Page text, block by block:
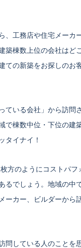
、工務店や住宅メーカ
築棟数上位の会社はど
ての新築をお探しのお
ている会社」から訪問
で棟数中位・下位の建
タイナイ！
方のようにコストパ
るでしょう。地域の中
ーカー、ビルダーから
問している人のことを